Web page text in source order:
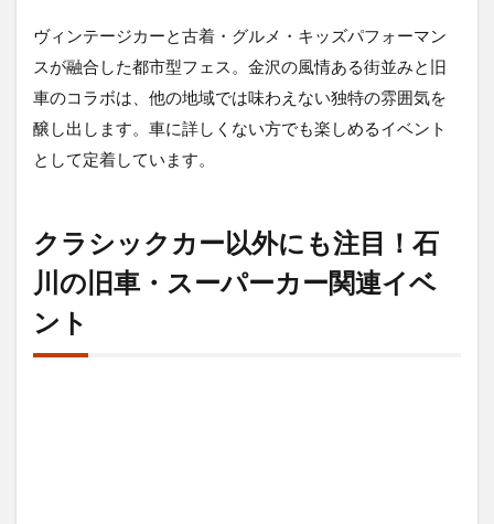
ヴィンテージカーと古着・グルメ・キッズパフォーマン
スが融合した都市型フェス。金沢の風情ある街並みと旧
車のコラボは、他の地域では味わえない独特の雰囲気を
醸し出します。車に詳しくない方でも楽しめるイベント
として定着しています。
クラシックカー以外にも注目！石
川の旧車・スーパーカー関連イベ
ント